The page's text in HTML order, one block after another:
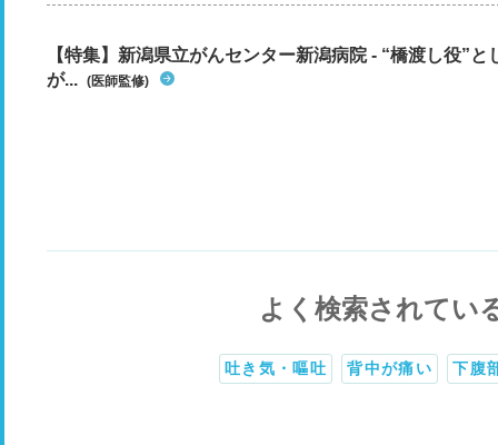
【特集】新潟県立がんセンター新潟病院 - “橋渡し役”
が... (医師監修)
よく検索されてい
吐き気・嘔吐 背中が痛い 下腹